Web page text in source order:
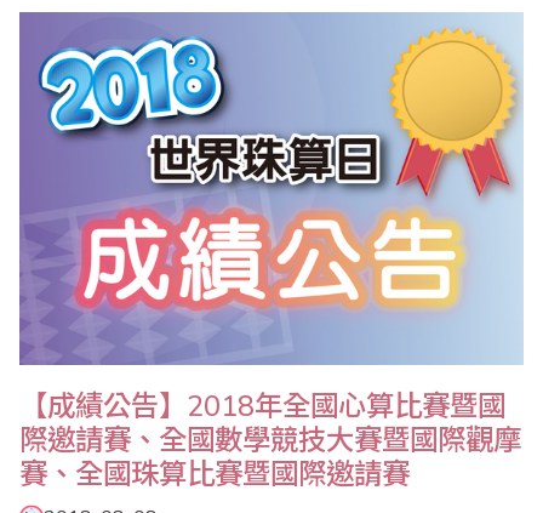
上，並首度由新任大會會長、省商總會副理事長兼珠心算數學委員
會主任委員、世界珠算心算聯合會副會長蕭秋勇主持，都受到國內
外相關同業熱烈歡迎。 (大會..
【成績公告】2018年全國心算比賽暨國
際邀請賽、全國數學競技大賽暨國際觀摩
賽、全國珠算比賽暨國際邀請賽